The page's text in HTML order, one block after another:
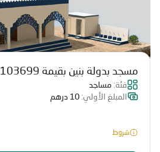
مسجد بدولة بنين بقيمة 103699 درهم
فئة: مساجد
المبلغ الأولي: 10 درهم
شروط